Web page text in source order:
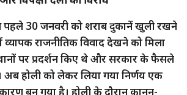
पहले 30 जनवरी को शराब दुकानें खुली रखने
राजनीतिक विवाद देखने को मिला
पर प्रदर्शन किए थे और सरकार के फैसले
अब होली को लेकर लिया गया निर्णय एक
बन गया है। होली के दौरान कानून-